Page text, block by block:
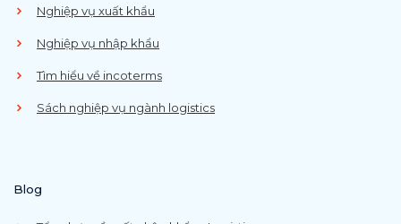
Nghiệp vụ xuất khẩu
Nghiệp vụ nhập khẩu
Tìm hiểu về incoterms
Sách nghiệp vụ ngành logistics
Blog